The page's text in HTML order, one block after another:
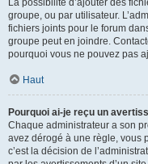
La possibilité d’ajouter des
groupe, ou par utilisateur.
fichiers joints pour le forum
groupe peut en joindre.
pourquoi vous ne pouvez pas
Haut
Pourquoi ai-je reçu un
Chaque administrateur a son
avez dérogé à une règle, vous
c’est la décision de